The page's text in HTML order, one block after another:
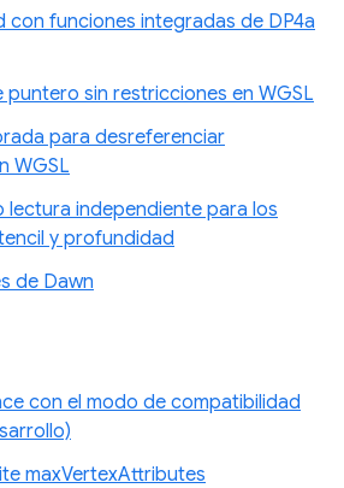
con funciones integradas de DP4a
puntero sin restricciones en WGSL
para desreferenciar
WGSL
lectura independiente para los
y profundidad
de Dawn
con el modo de compatibilidad
maxVertexAttributes